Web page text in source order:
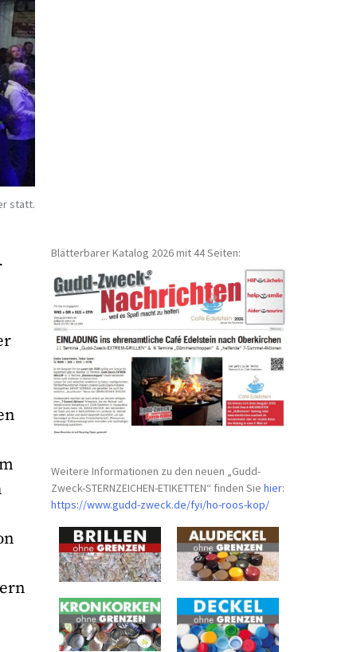
statt.
Blätterbarer Katalog 2026 mit 44 Seiten:
Weitere Informationen zu den neuen „Gudd-
Zweck-STERNZEICHEN-ETIKETTEN“ finden Siehier:
https://www.gudd-zweck.de/fyi/ho-roos-kop/